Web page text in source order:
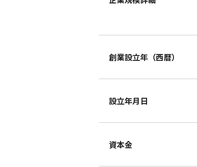
創業設立年（西暦）
設立年月日
資本金